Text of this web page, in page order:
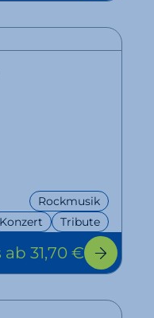
Konzert Tribute
Rockmusik
ab 31,70 €